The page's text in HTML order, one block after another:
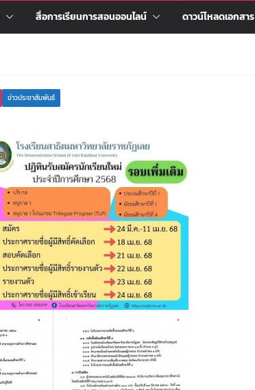
สื่อการเรียนการสอนออนไลน์ ดาวน์โหลดเอกสาร
ข่าวประชาสัมพันธ์